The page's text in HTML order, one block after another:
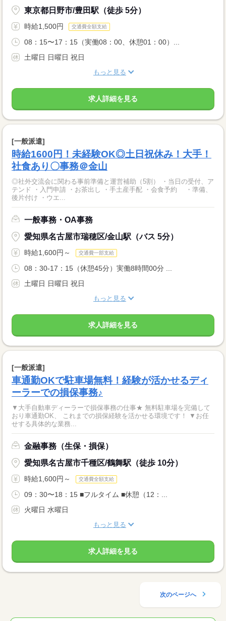
東京都日野市/豊田駅（徒歩 5分）
時給1,500円 交通費全額支給
08：15〜17：15（実働08：00、休憩01：00）...
土曜日 日曜日 祝日
もっと見る
求人詳細を見る
[一般派遣]
時給1600円！未経験OK◎土日祝休み！大手！
社食あり〇事務＠金山
◎社外交流会に関わる事前準備と運営補助（5割） ・当日の受付、ア
テンド ・入門申請 ・お茶出し ・手土産手配 ・会食予約 ・準備、
後片付け ・ウエ...
一般事務・OA事務
愛知県名古屋市瑞穂区/金山駅（バス 5分）
時給1,600円～ 交通費一部支給
08：30-17：15（休憩45分）実働8時間00分 ...
土曜日 日曜日 祝日
もっと見る
求人詳細を見る
[一般派遣]
車通勤OKで駐車場無料！経験が活かせるディ
ーラーでの損保事務♪
▼大手自動車ディーラーで損保事務の仕事★ 無料駐車場を完備して
おり車通勤OK、 これまでの損保経験を活かせる環境です！ ▼お任
せする具体的な業務...
金融事務（生保・損保）
愛知県名古屋市千種区/鶴舞駅（徒歩 10分）
時給1,600円～ 交通費全額支給
09：30〜18：15 ■フルタイム ■休憩（12：...
火曜日 水曜日
もっと見る
求人詳細を見る
次のページへ